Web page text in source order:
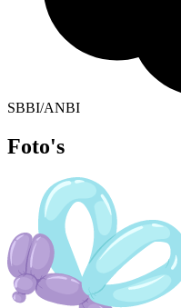
SBBI/ANBI
Foto's